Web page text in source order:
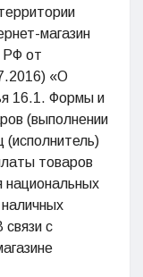
магазин
РФ от
«О
16.1. Формы и
(выполнении
(исполнитель)
товаров
национальных
с